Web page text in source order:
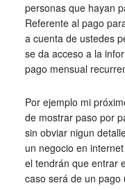
personas que hayan
Referente al pago
a cuenta de ustedes
se da acceso a la
pago mensual
Por ejemplo mi
de mostrar paso por
sin obviar nigun
un negocio en
el tendrán que entrar
caso será de un pago